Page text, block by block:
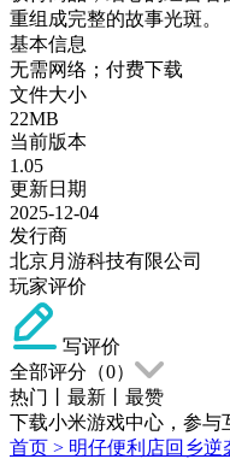
重组成完整的故事光斑。
基本信息
无需网络；付费下载
文件大小
22MB
当前版本
1.05
更新日期
2025-12-04
发行商
北京月游科技有限公司
玩家评价
写评价
全部评分（0）
热门
最新
最赞
下载小米游戏中心，参与
首页 > 明仔便利店回乡逆